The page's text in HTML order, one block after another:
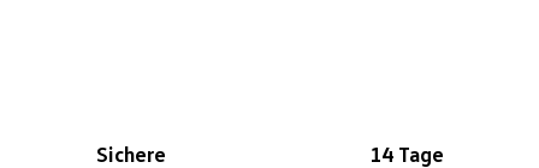
Sichere
14 Tage